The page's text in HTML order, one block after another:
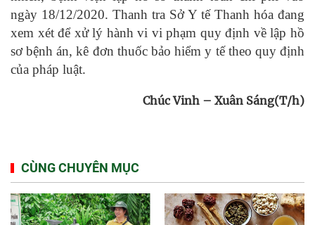
ngày 18/12/2020. Thanh tra Sở Y tế Thanh hóa đang
xem xét để xử lý hành vi vi phạm quy định về lập hồ
sơ bệnh án, kê đơn thuốc bảo hiểm y tế theo quy định
của pháp luật.
Chúc Vinh – Xuân Sáng(T/h)
CÙNG CHUYÊN MỤC